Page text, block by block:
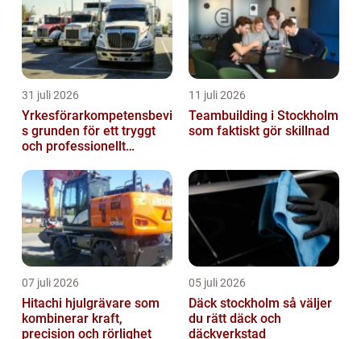
31 juli 2026
Yrkesförarkompetensbevi
s grunden för ett tryggt
och professionellt
11 juli 2026
Teambuilding i Stockholm
som faktiskt gör skillnad
07 juli 2026
Hitachi hjulgrävare som
kombinerar kraft,
precision och rörlighet
05 juli 2026
Däck stockholm så väljer
du rätt däck och
däckverkstad